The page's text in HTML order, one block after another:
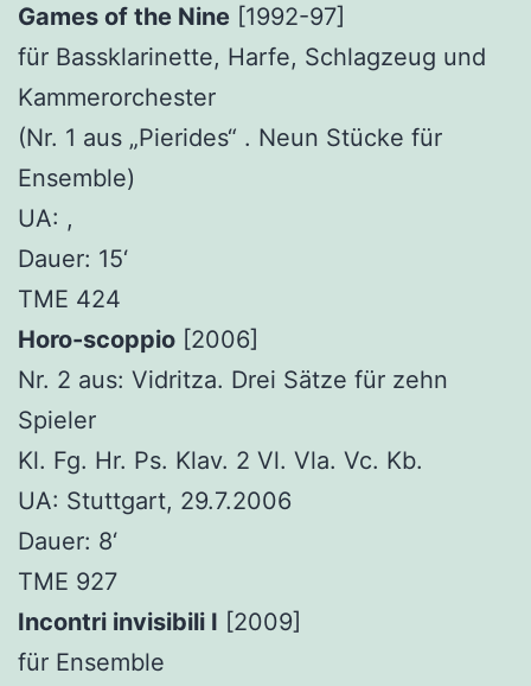
Games of the Nine [1992-97]
für Bassklarinette, Harfe, Schlagzeug und
Kammerorchester
(Nr. 1 aus „Pierides“ . Neun Stücke für
Ensemble)
UA: ,
Dauer: 15‘
TME 424
Horo-scoppio [2006]
Nr. 2 aus: Vidritza. Drei Sätze für zehn
Spieler
Kl. Fg. Hr. Ps. Klav. 2 Vl. Vla. Vc. Kb.
UA: Stuttgart, 29.7.2006
Dauer: 8‘
TME 927
Incontri invisibili I [2009]
für Ensemble